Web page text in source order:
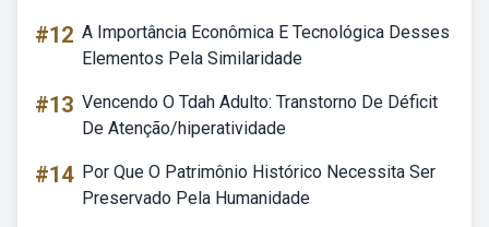
#12 A Importância Econômica E Tecnológica Desses
Elementos Pela Similaridade
#13 Vencendo O Tdah Adulto: Transtorno De Déficit
De Atenção/hiperatividade
#14 Por Que O Patrimônio Histórico Necessita Ser
Preservado Pela Humanidade